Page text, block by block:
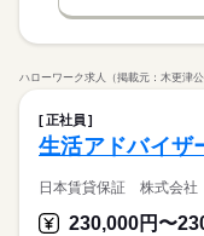
ハローワーク求人（掲載元：木更津公
正社員
生活アドバイザ
日本賃貸保証 株式会社